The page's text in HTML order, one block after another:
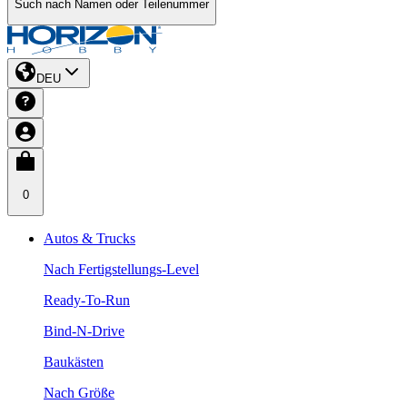
Such nach Namen oder Teilenummer
DEU
0
Autos & Trucks
Nach Fertigstellungs-Level
Ready-To-Run
Bind-N-Drive
Baukästen
Nach Größe